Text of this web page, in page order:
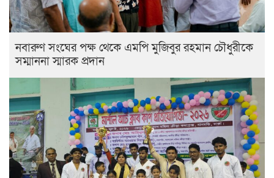
নবারুণ সংঘের পক্ষ থেকে এমপি মুজিবুর রহমান চৌধুরীকে
সম্মাননা স্মারক প্রদান